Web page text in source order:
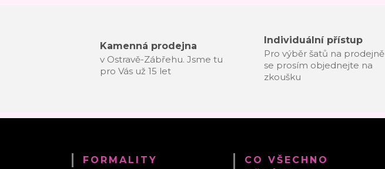
Kamenná prodejna
v Ostravě-Zábřehu. Jsme tu
pro Vás už 15 let
Individuální přístup
Pro výběr šatů na prodejně
se prosím objednejte na
zkoušku
FORMALITY
CO VŠECHNO